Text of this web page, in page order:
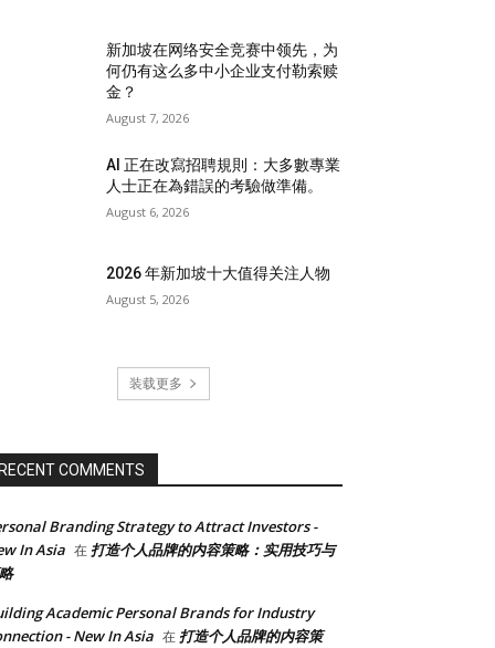
新加坡在网络安全竞赛中领先，为
何仍有这么多中小企业支付勒索赎
金？
August 7, 2026
AI 正在改寫招聘規則：大多數專業
人士正在為錯誤的考驗做準備。
August 6, 2026
2026 年新加坡十大值得关注人物
August 5, 2026
装载更多
COMMENTS
Branding Strategy to Attract Investors -
In Asia 在 打造个人品牌的内容策略：实用技巧与
Academic Personal Brands for Industry
- New In Asia 在 打造个人品牌的内容策